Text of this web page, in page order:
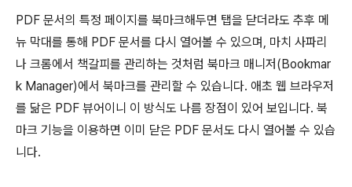
PDF 문서의 특정 페이지를 북마크해두면 탭을 닫더라도 추후 메
뉴 막대를 통해 PDF 문서를 다시 열어볼 수 있으며, 마치 사파리
나 크롬에서 책갈피를 관리하는 것처럼 북마크 매니저(Bookmar
k Manager)에서 북마크를 관리할 수 있습니다. 애초 웹 브라우저
를 닮은 PDF 뷰어이니 이 방식도 나름 장점이 있어 보입니다. 북
마크 기능을 이용하면 이미 닫은 PDF 문서도 다시 열어볼 수 있습
니다.